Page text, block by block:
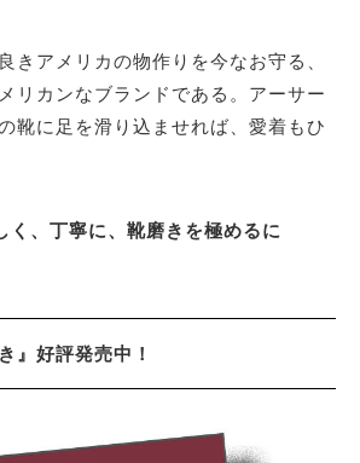
きアメリカの物作りを今なお守る、
リカンなブランドである。アーサー
靴に足を滑り込ませれば、愛着もひ
く、丁寧に、靴磨きを極めるに
』好評発売中！